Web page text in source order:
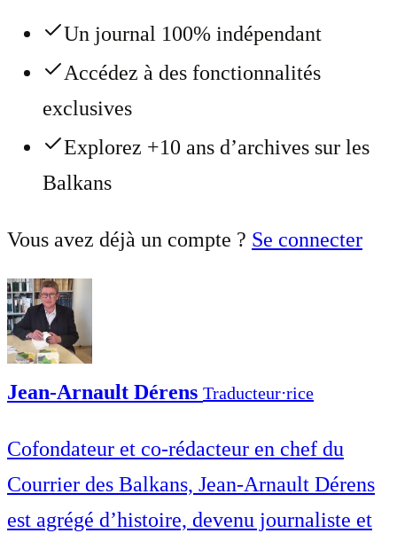
Un journal 100% indépendant
Accédez à des fonctionnalités
exclusives
Explorez +10 ans d’archives sur les
Balkans
Vous avez déjà un compte ? Se connecter
Jean-Arnault Dérens Traducteur⋅rice
Cofondateur et co-rédacteur en chef du
Courrier des Balkans, Jean-Arnault Dérens
est agrégé d’histoire, devenu journaliste et